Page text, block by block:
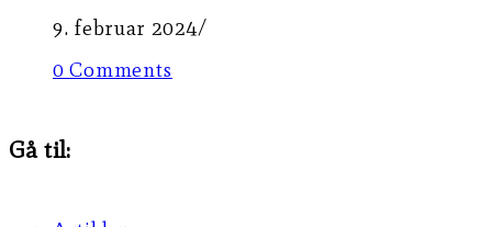
9. februar 2024/
0 Comments
Gå til: